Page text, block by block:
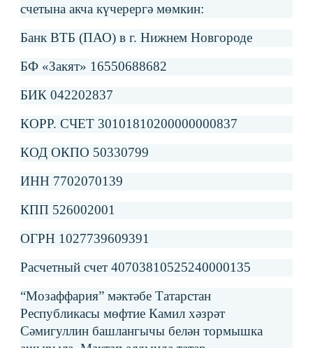
счетына акча күчерергә мөмкин:
Банк ВТБ (ПАО) в г. Нижнем Новгороде
БФ «Закят» 16550688682
БИК 042202837
КОРР. СЧЕТ 30101810200000000837
КОД ОКПО 50330799
ИНН 7702070139
КПП 526002001
ОГРН 1027739609391
Расчетный счет 40703810525240000135
“Мозаффария” мәктәбе Татарстан
Республикасы мөфтие Камил хәзрәт
Сәмигуллин башлангычы белән тормышка